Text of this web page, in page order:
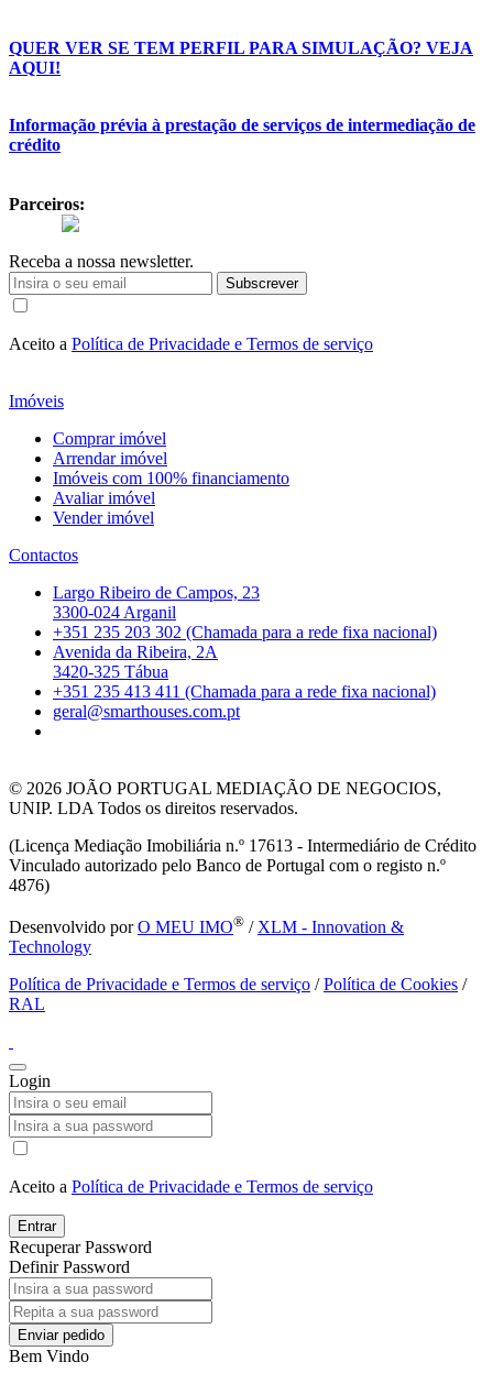
QUER VER SE TEM PERFIL PARA SIMULAÇÃO? VEJA
AQUI!
Informação prévia à prestação de serviços de intermediação de
crédito
Parceiros:
Receba a nossa newsletter.
Subscrever
Aceito a Política de Privacidade e Termos de serviço
Imóveis
Comprar imóvel
Arrendar imóvel
Imóveis com 100% financiamento
Avaliar imóvel
Vender imóvel
Contactos
Largo Ribeiro de Campos, 23
3300-024 Arganil
+351 235 203 302 (Chamada para a rede fixa nacional)
Avenida da Ribeira, 2A
3420-325 Tábua
+351 235 413 411 (Chamada para a rede fixa nacional)
geral@smarthouses.com.pt
© 2026 JOÃO PORTUGAL MEDIAÇÃO DE NEGOCIOS,
UNIP. LDA Todos os direitos reservados.
(Licença Mediação Imobiliária n.º 17613 - Intermediário de Crédito
Vinculado autorizado pelo Banco de Portugal com o registo n.º
4876)
Desenvolvido porO MEU IMO® / XLM - Innovation &
Technology
Política de Privacidade e Termos de serviço /Política de Cookies /
RAL
Login
Aceito a Política de Privacidade e Termos de serviço
Entrar
Recuperar Password
Definir Password
Enviar pedido
Bem Vindo